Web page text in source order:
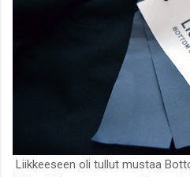
Liikkeeseen oli tullut mustaa